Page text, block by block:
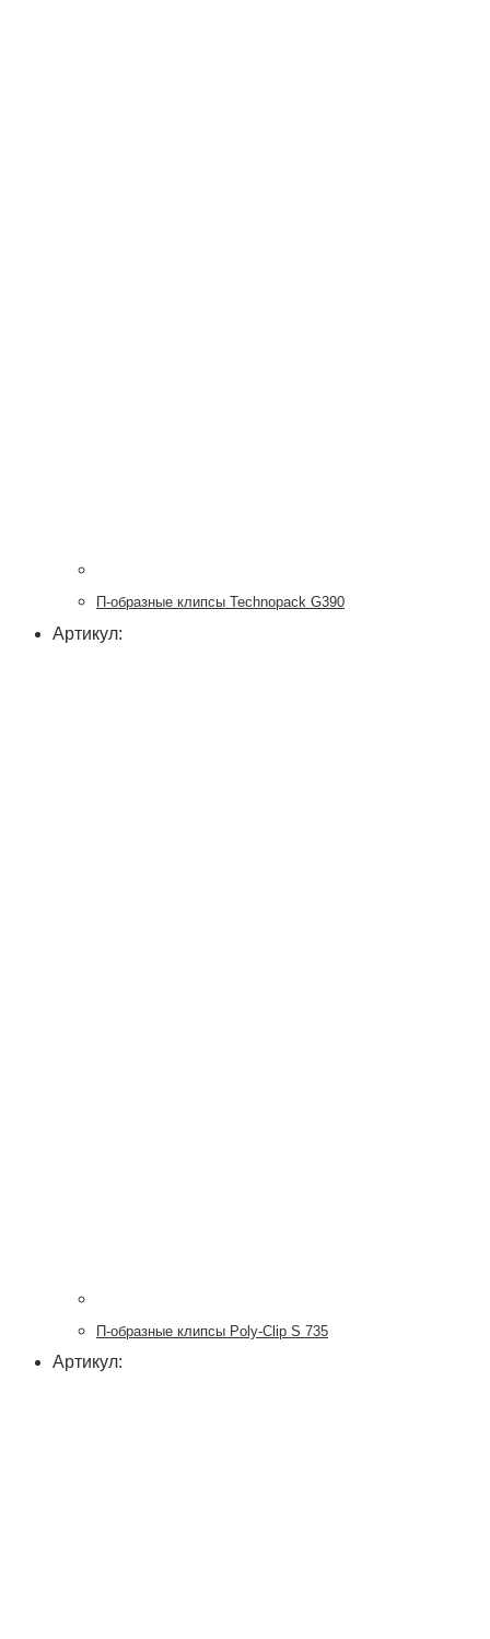
П-образные клипсы Technopack G390
Артикул:
П-образные клипсы Poly-Clip S 735
Артикул: